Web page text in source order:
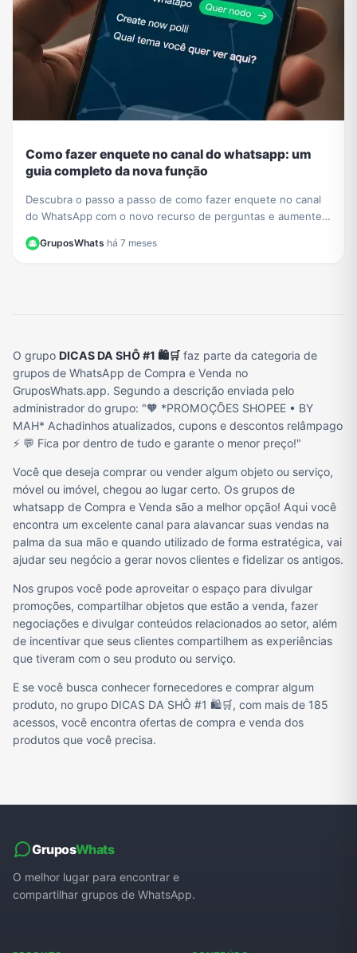
Como fazer enquete no canal do whatsapp: um
guia completo da nova função
Descubra o passo a passo de como fazer enquete no canal
do WhatsApp com o novo recurso de perguntas e aumente a
GruposWhats·há 7 meses
O grupo DICAS DA SHÔ #1 🛍️🛒 faz parte da categoria de
grupos de WhatsApp de Compra e Venda no
GruposWhats.app. Segundo a descrição enviada pelo
administrador do grupo: "🧡 *PROMOÇÕES SHOPEE • BY
MAH* Achadinhos atualizados, cupons e descontos relâmpago
⚡ 💬 Fica por dentro de tudo e garante o menor preço!"
Você que deseja comprar ou vender algum objeto ou serviço,
móvel ou imóvel, chegou ao lugar certo. Os grupos de
whatsapp de Compra e Venda são a melhor opção! Aqui você
encontra um excelente canal para alavancar suas vendas na
palma da sua mão e quando utilizado de forma estratégica, vai
ajudar seu negócio a gerar novos clientes e fidelizar os antigos.
Nos grupos você pode aproveitar o espaço para divulgar
promoções, compartilhar objetos que estão a venda, fazer
negociações e divulgar conteúdos relacionados ao setor, além
de incentivar que seus clientes compartilhem as experiências
que tiveram com o seu produto ou serviço.
E se você busca conhecer fornecedores e comprar algum
produto, no grupo DICAS DA SHÔ #1 🛍️🛒, com mais de 185
acessos, você encontra ofertas de compra e venda dos
produtos que você precisa.
GruposWhats
O melhor lugar para encontrar e
compartilhar grupos de WhatsApp.